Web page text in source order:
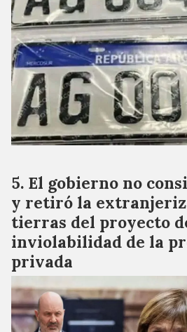
El gobierno no
y retiró la
tierras del proyecto
inviolabilidad de la
privada